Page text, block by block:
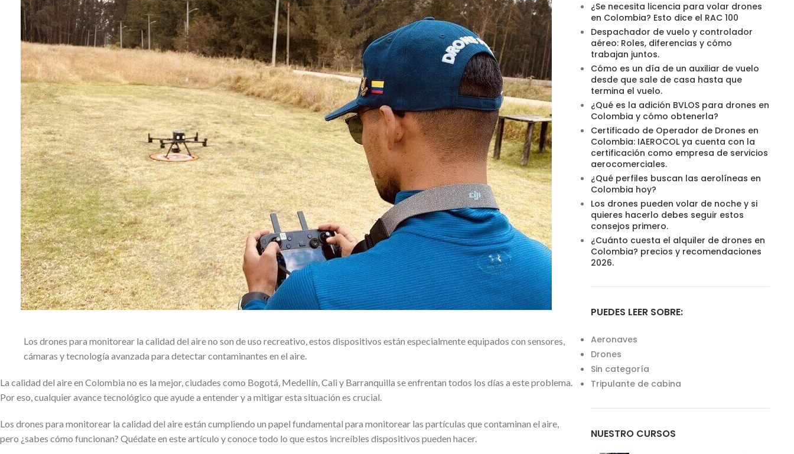
Los drones para monitorear la calidad del aire no son de uso recreativo, estos dispositivos están especialmente equipados con sensores,
cámaras y tecnología avanzada para detectar contaminantes en el aire.
La calidad del aire en Colombia no es la mejor, ciudades como Bogotá, Medellín, Cali y Barranquilla se enfrentan todos los días a este problema.
Por eso, cualquier avance tecnológico que ayude a entender y a mitigar esta situación es crucial.
Los drones para monitorear la calidad del aire están cumpliendo un papel fundamental para monitorear las partículas que contaminan el aire,
pero ¿sabes cómo funcionan? Quédate en este artículo y conoce todo lo que estos increíbles dispositivos pueden hacer.
¿Se necesita licencia para volar drones
en Colombia? Esto dice el RAC 100
Despachador de vuelo y controlador
aéreo: Roles, diferencias y cómo
trabajan juntos.
Cómo es un día de un auxiliar de vuelo
desde que sale de casa hasta que
termina el vuelo.
¿Qué es la adición BVLOS para drones en
Colombia y cómo obtenerla?
Certificado de Operador de Drones en
Colombia: IAEROCOL ya cuenta con la
certificación como empresa de servicios
aerocomerciales.
¿Qué perfiles buscan las aerolíneas en
Colombia hoy?
Los drones pueden volar de noche y si
quieres hacerlo debes seguir estos
consejos primero.
¿Cuánto cuesta el alquiler de drones en
Colombia? precios y recomendaciones
2026.
PUEDES LEER SOBRE:
Aeronaves
Drones
Sin categoría
Tripulante de cabina
NUESTRO CURSOS